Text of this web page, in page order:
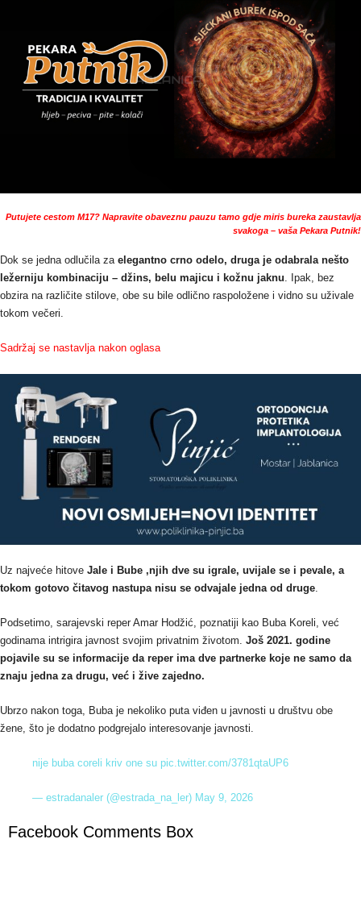
Putujete cestom M17? Napravite obaveznu pauzu tamo gdje miris bureka zaustavlja
svakoga – vaša Pekara Putnik!
Dok se jedna odlučila za elegantno crno odelo, druga je odabrala nešto
ležerniju kombinaciju – džins, belu majicu i kožnu jaknu. Ipak, bez
obzira na različite stilove, obe su bile odlično raspoložene i vidno su uživale
tokom večeri.
Sadržaj se nastavlja nakon oglasa
Uz najveće hitove Jale i Bube ,njih dve su igrale, uvijale se i pevale, a
tokom gotovo čitavog nastupa nisu se odvajale jedna od druge
Podsetimo, sarajevski reper Amar Hodžić, poznatiji kao Buba Koreli, već
godinama intrigira javnost svojim privatnim životom. Još 2021. godine
pojavile su se informacije da reper ima dve partnerke koje ne samo da
znaju jedna za drugu, već i žive zajedno.
Ubrzo nakon toga, Buba je nekoliko puta viđen u javnosti u društvu obe
žene, što je dodatno podgrejalo interesovanje javnosti.
nije buba coreli kriv one su pic.twitter.com/3781qtaUP6
— estradanaler (@estrada_na_ler) May 9, 2026
Facebook Comments Box